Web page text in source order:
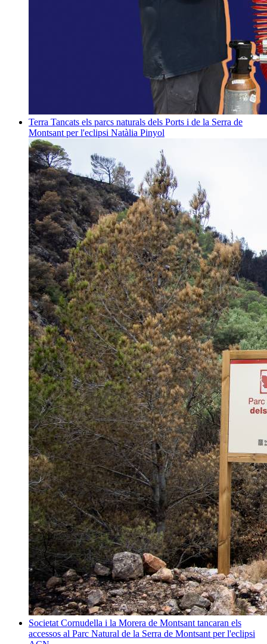
Terra Tancats els parcs naturals dels Ports i de la Serra de
Montsant per l'eclipsi Natàlia Pinyol
Societat Cornudella i la Morera de Montsant tancaran els
accessos al Parc Natural de la Serra de Montsant per l'eclipsi